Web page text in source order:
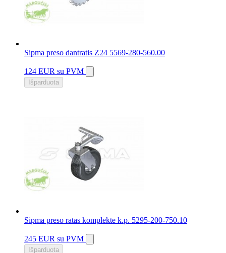
Sipma preso dantratis Z24 5569-280-560.00
124 EUR su PVM
Išparduota
Sipma preso ratas komplekte k.p. 5295-200-750.10
245 EUR su PVM
Išparduota